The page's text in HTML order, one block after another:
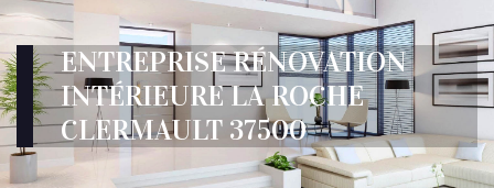
ENTREPRISE RÉNOVATION
INTÉRIEURE LA ROCHE
CLERMAULT 37500